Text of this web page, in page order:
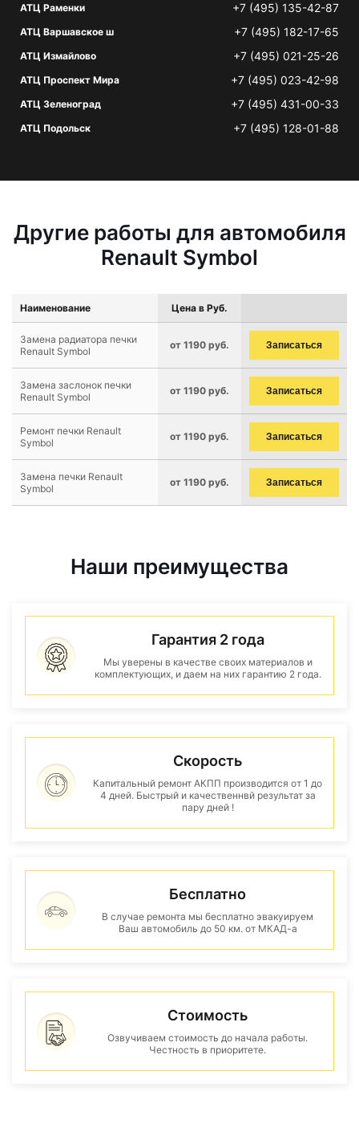
АТЦ Раменки +7 (495) 135-42-87
АТЦ Варшавское ш +7 (495) 182-17-65
АТЦ Измайлово +7 (495) 021-25-26
АТЦ Проспект Мира +7 (495) 023-42-98
АТЦ Зеленоград +7 (495) 431-00-33
АТЦ Подольск +7 (495) 128-01-88
Другие работы для автомобиля
Renault Symbol
Наименование Цена в Руб.
Замена радиатора печки
Renault Symbol
от 1190 руб. Записаться
Замена заслонок печки
Renault Symbol
от 1190 руб. Записаться
Ремонт печки Renault
Symbol
от 1190 руб. Записаться
Замена печки Renault
Symbol
от 1190 руб. Записаться
Наши преимущества
Гарантия 2 года
Мы уверены в качестве своих материалов и
комплектующих, и даем на них гарантию 2 года.
Скорость
Капитальный ремонт АКПП производится от 1 до
4 дней. Быстрый и качественнвй результат за
пару дней !
Бесплатно
В случае ремонта мы бесплатно эвакуируем
Ваш автомобиль до 50 км. от МКАД-а
Стоимость
Озвучиваем стоимость до начала работы.
Честность в приоритете.